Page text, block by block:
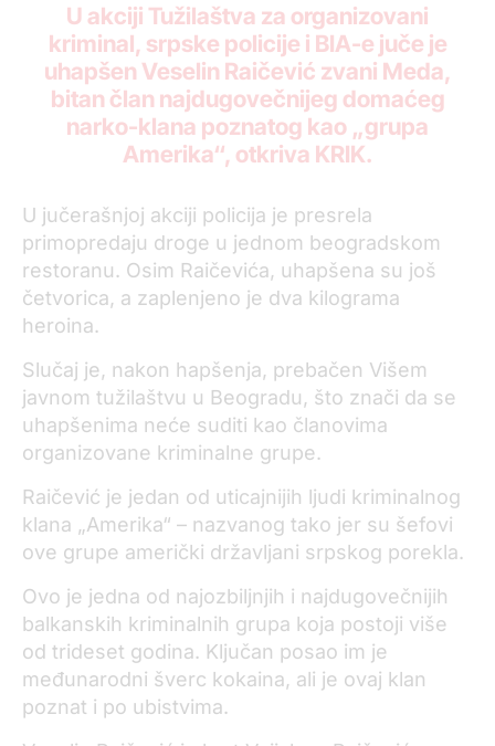
U akciji Tužilaštva za organizovani
kriminal, srpske policije i BIA-e juče je
uhapšen Veselin Raičević zvani Meda,
bitan član najdugovečnijeg domaćeg
narko-klana poznatog kao „grupa
Amerika“, otkriva KRIK.
U jučerašnjoj akciji policija je presrela
primopredaju droge u jednom beogradskom
restoranu. Osim Raičevića, uhapšena su još
četvorica, a zaplenjeno je dva kilograma
heroina.
Slučaj je, nakon hapšenja, prebačen Višem
javnom tužilaštvu u Beogradu, što znači da se
uhapšenima neće suditi kao članovima
organizovane kriminalne grupe.
Raičević je jedan od uticajnijih ljudi kriminalnog
klana „Amerika“ – nazvanog tako jer su šefovi
ove grupe američki državljani srpskog porekla.
Ovo je jedna od najozbiljnjih i najdugovečnijih
balkanskih kriminalnih grupa koja postoji više
od trideset godina. Ključan posao im je
međunarodni šverc kokaina, ali je ovaj klan
poznat i po ubistvima.